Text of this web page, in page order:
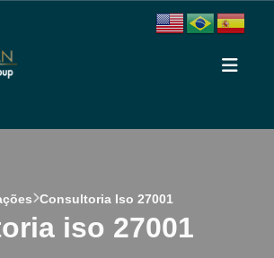
Consultoria Iso 27001
iso 27001